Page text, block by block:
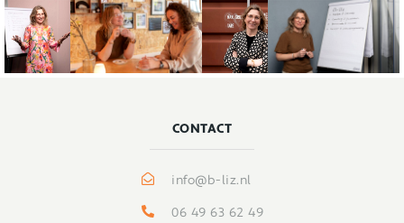
CONTACT
info@b-liz.nl
06 49 63 62 49